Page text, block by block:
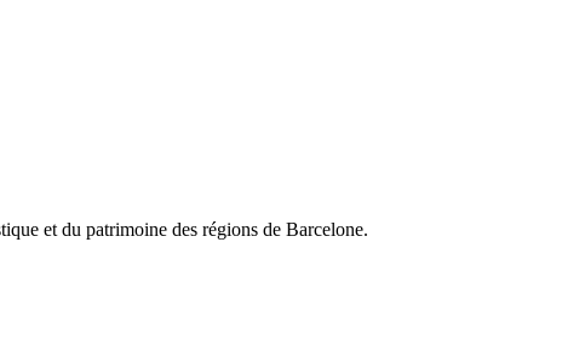
et du patrimoine des régions de Barcelone.